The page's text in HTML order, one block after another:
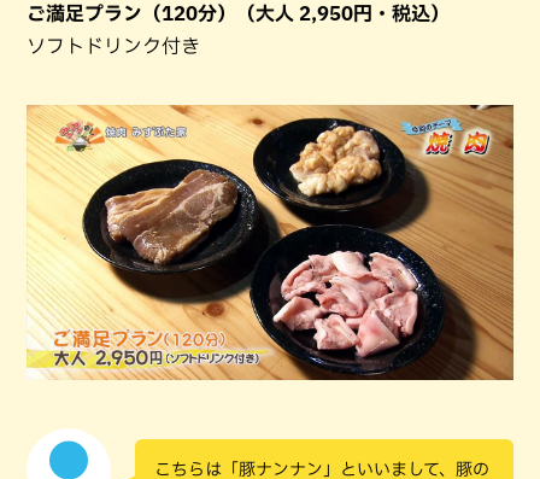
ご満足プラン（120分）（大人 2,950円・税込）
ソフトドリンク付き
こちらは「豚ナンナン」といいまして、豚の